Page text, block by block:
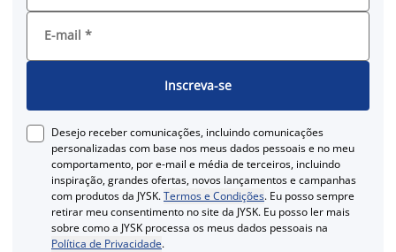
E-mail *
Inscreva-se
Desejo receber comunicações, incluindo comunicações
personalizadas com base nos meus dados pessoais e no meu
comportamento, por e-mail e média de terceiros, incluindo
inspiração, grandes ofertas, novos lançamentos e campanhas
com produtos da JYSK.Termos e Condições. Eu posso sempre
retirar meu consentimento no site da JYSK. Eu posso ler mais
sobre como a JYSK processa os meus dados pessoais na
Política de Privacidade.